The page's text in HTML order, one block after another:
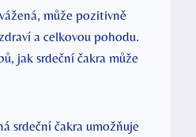
může pozitivně
a celkovou pohodu.
jak srdeční čakra může
srdeční čakra umožňuje